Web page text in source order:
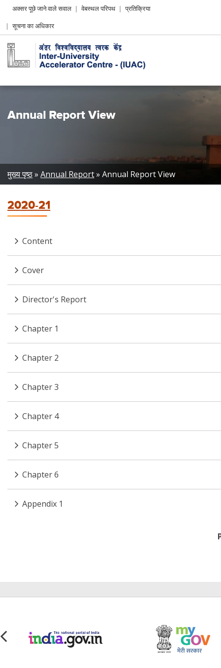
Header
menu
अक्सर पूछे जाने वाले सवाल वेबस्थल परिपथ
प्रतिक्रिया
सूचना का अधिकार
Annual Report View
Breadcrumb
मुख्य पृष्ठ Annual Report Annual Report View
2020-21
Content
Cover
Director's Report
Chapter 1
Chapter 2
Chapter 3
Chapter 4
Chapter 5
Chapter 6
Appendix 1